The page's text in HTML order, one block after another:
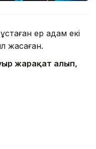
ер адам екі
жасаған.
жарақат алып,